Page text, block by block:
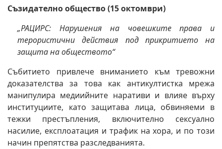
Съзидателно общество (15 октомври)
„РАЦИРС: Нарушения на човешките права и
терористични действия под прикритието на
защита на обществото“
Събитието привлече вниманието към тревожни
доказателства за това как антикултистка мрежа
манипулира медиийните наративи и влияе върху
институциите, като защитава лица, обвиняеми в
тежки престъпления, включително сексуално
насилие, експлоатация и трафик на хора, и по този
начин препятства разследванията.